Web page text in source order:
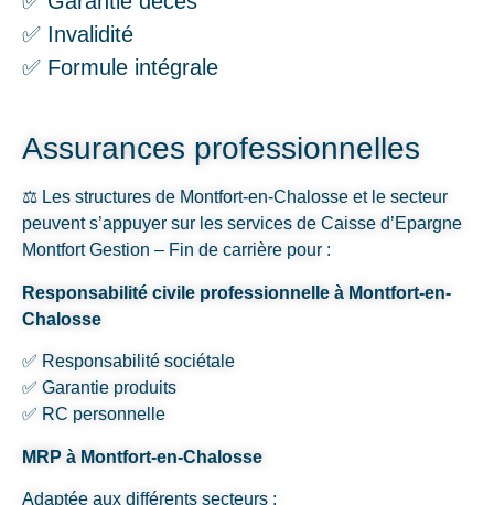
✅ Invalidité
✅ Formule intégrale
Assurances professionnelles
⚖️ Les structures de Montfort-en-Chalosse et le secteur
peuvent s’appuyer sur les services de Caisse d’Epargne
Montfort Gestion – Fin de carrière pour :
Responsabilité civile professionnelle à Montfort-en-
Chalosse
✅ Responsabilité sociétale
✅ Garantie produits
✅ RC personnelle
MRP à Montfort-en-Chalosse
Adaptée aux différents secteurs :